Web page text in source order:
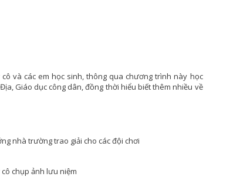
và các em học sinh, thông qua chương trình này học
Giáo dục công dân, đồng thời hiểu biết thêm nhiều về
nhà trường trao giải cho các đội chơi
chụp ảnh lưu niệm